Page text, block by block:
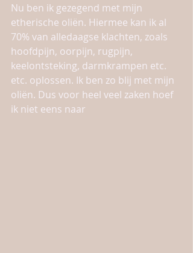
Nu ben ik gezegend met mijn
etherische oliën. Hiermee kan ik al
70% van alledaagse klachten, zoals
hoofdpijn, oorpijn, rugpijn,
keelontsteking, darmkrampen etc.
etc. oplossen. Ik ben zo blij met mijn
oliën. Dus voor heel veel zaken hoef
ik niet eens naar